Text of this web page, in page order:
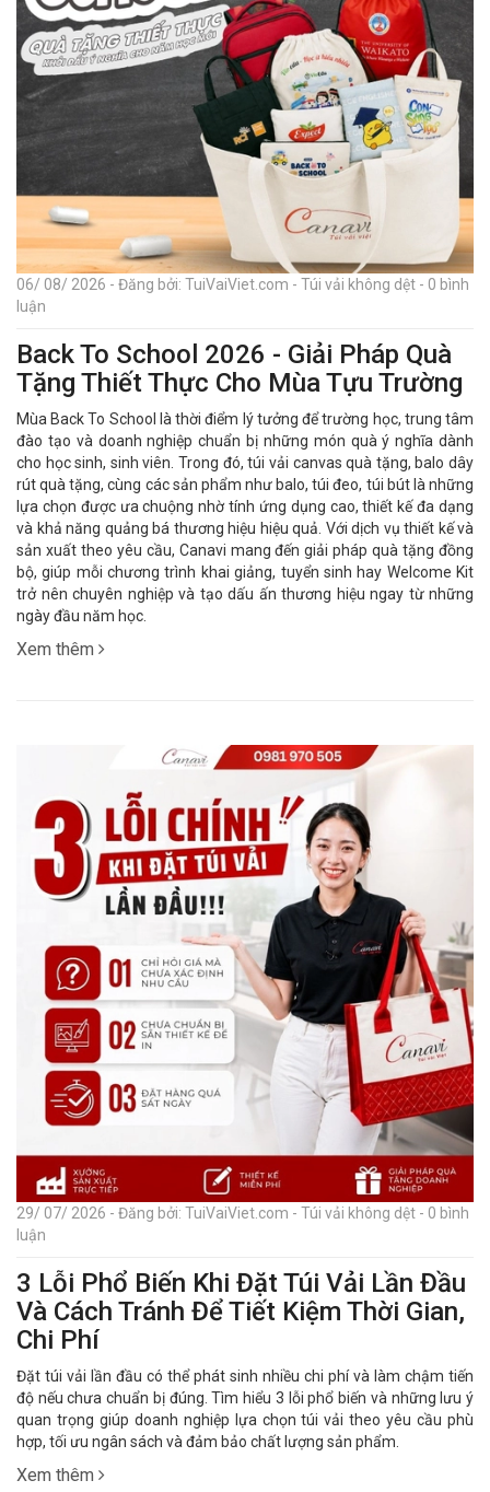
06/ 08/ 2026 - Đăng bởi: TuiVaiViet.com - Túi vải không dệt - 0 bình
luận
Back To School 2026 - Giải Pháp Quà
Tặng Thiết Thực Cho Mùa Tựu Trường
Mùa Back To School là thời điểm lý tưởng để trường học, trung tâm
đào tạo và doanh nghiệp chuẩn bị những món quà ý nghĩa dành
cho học sinh, sinh viên. Trong đó, túi vải canvas quà tặng, balo dây
rút quà tặng, cùng các sản phẩm như balo, túi đeo, túi bút là những
lựa chọn được ưa chuộng nhờ tính ứng dụng cao, thiết kế đa dạng
và khả năng quảng bá thương hiệu hiệu quả. Với dịch vụ thiết kế và
sản xuất theo yêu cầu, Canavi mang đến giải pháp quà tặng đồng
bộ, giúp mỗi chương trình khai giảng, tuyển sinh hay Welcome Kit
trở nên chuyên nghiệp và tạo dấu ấn thương hiệu ngay từ những
ngày đầu năm học.
Xem thêm
29/ 07/ 2026 - Đăng bởi: TuiVaiViet.com - Túi vải không dệt - 0 bình
luận
3 Lỗi Phổ Biến Khi Đặt Túi Vải Lần Đầu
Và Cách Tránh Để Tiết Kiệm Thời Gian,
Chi Phí
Đặt túi vải lần đầu có thể phát sinh nhiều chi phí và làm chậm tiến
độ nếu chưa chuẩn bị đúng. Tìm hiểu 3 lỗi phổ biến và những lưu ý
quan trọng giúp doanh nghiệp lựa chọn túi vải theo yêu cầu phù
hợp, tối ưu ngân sách và đảm bảo chất lượng sản phẩm.
Xem thêm